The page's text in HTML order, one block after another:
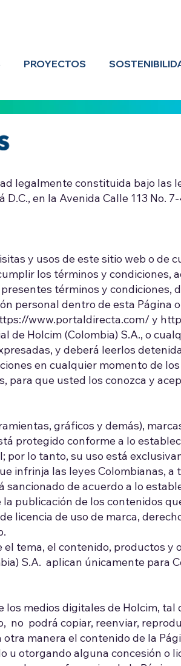
PROYECTOS
legalmente constituida bajo las
en la Avenida Calle 113 No.
y usos de este sitio web o de
los términos y condiciones,
términos y
personal dentro de esta Página
www.portaldirecta.com/y
de Holcim (Colombia) S.A., o
y deberá leerlos
en cualquier momento de
para que usted los conozca y
gráficos y demás),
protegido conforme a lo
lo tanto, su uso está
infrinja las leyes Colombianas,
de acuerdo a lo
publicación de los contenidos
licencia de uso de marca,
tema, el contenido, productos
S.A. aplican únicamente para
los medios digitales de Holcim,
no podrá copiar, reenviar,
manera el contenido de la
otorgando alguna concesión o